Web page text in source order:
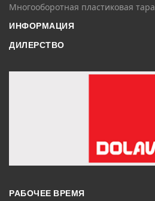
Многооборотная пластиковая тара
ИНФОРМАЦИЯ
ДИЛЕРСТВО
РАБОЧЕЕ ВРЕМЯ